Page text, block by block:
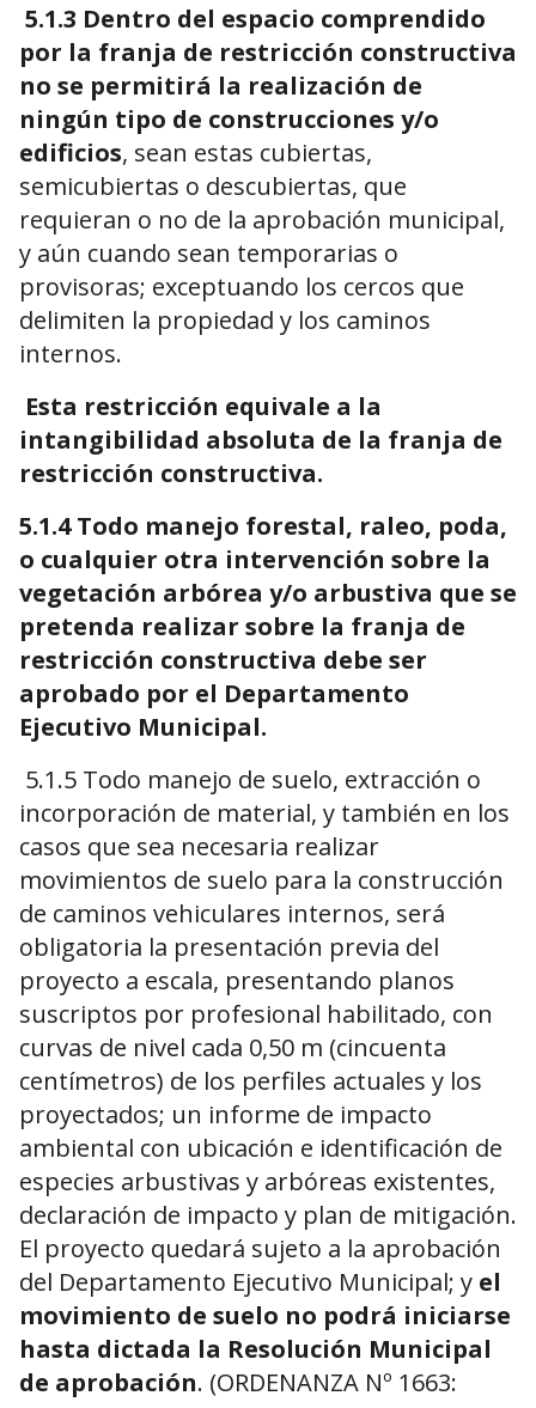
5.1.3 Dentro del espacio comprendido
por la franja de restricción constructiva
no se permitirá la realización de
ningún tipo de construcciones y/o
edificios, sean estas cubiertas,
semicubiertas o descubiertas, que
requieran o no de la aprobación municipal,
y aún cuando sean temporarias o
provisoras; exceptuando los cercos que
delimiten la propiedad y los caminos
internos.
Esta restricción equivale a la
intangibilidad absoluta de la franja de
restricción constructiva.
5.1.4 Todo manejo forestal, raleo, poda,
o cualquier otra intervención sobre la
vegetación arbórea y/o arbustiva que se
pretenda realizar sobre la franja de
restricción constructiva debe ser
aprobado por el Departamento
Ejecutivo Municipal.
5.1.5 Todo manejo de suelo, extracción o
incorporación de material, y también en los
casos que sea necesaria realizar
movimientos de suelo para la construcción
de caminos vehiculares internos, será
obligatoria la presentación previa del
proyecto a escala, presentando planos
suscriptos por profesional habilitado, con
curvas de nivel cada 0,50 m (cincuenta
centímetros) de los perfiles actuales y los
proyectados; un informe de impacto
ambiental con ubicación e identificación de
especies arbustivas y arbóreas existentes,
declaración de impacto y plan de mitigación.
El proyecto quedará sujeto a la aprobación
del Departamento Ejecutivo Municipal; y el
movimiento de suelo no podrá iniciarse
hasta dictada la Resolución Municipal
de aprobación. (ORDENANZA Nº 1663: